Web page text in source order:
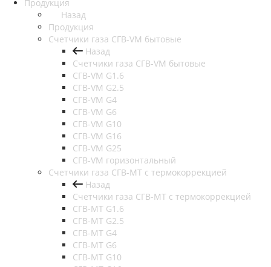
Продукция
Назад
Продукция
Счетчики газа СГВ-VM бытовые
Назад
Счетчики газа СГВ-VM бытовые
СГВ-VM G1.6
СГВ-VM G2.5
СГВ-VM G4
СГВ-VM G6
СГВ-VM G10
СГВ-VM G16
СГВ-VM G25
СГВ-VM горизонтальный
Счетчики газа СГВ-МТ с термокоррекцией
Назад
Счетчики газа СГВ-МТ с термокоррекцией
СГВ-МТ G1.6
СГВ-МТ G2.5
СГВ-МТ G4
СГВ-МТ G6
СГВ-МТ G10